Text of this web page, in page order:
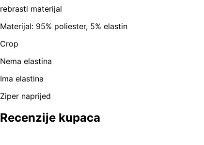
rebrasti materijal
Materijal: 95% poliester, 5% elastin
Crop
Nema elastina
Ima elastina
Ziper naprijed
Recenzije kupaca